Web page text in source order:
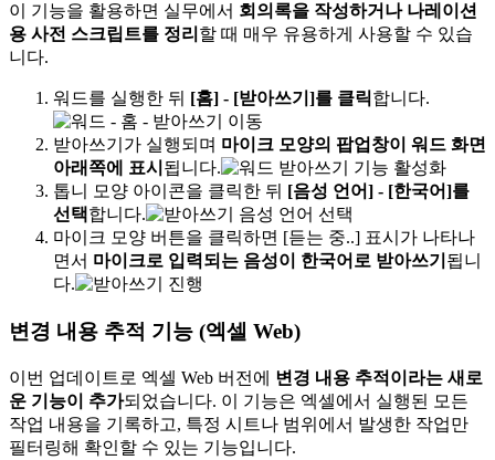
이 기능을 활용하면 실무에서 회의록을 작성하거나 나레이션
용 사전 스크립트를 정리 할 때 매우 유용하게 사용할 수 있습
니다.
워드를 실행한 뒤 [홈] - [받아쓰기]를 클릭합니다.
받아쓰기가 실행되며 마이크 모양의 팝업창이 워드 화면
아래쪽에 표시 됩니다.
톱니 모양 아이콘을 클릭한 뒤 [음성 언어] - [한국어]를
선택합니다.
마이크 모양 버튼을 클릭하면 [듣는 중..] 표시가 나타나
면서 마이크로 입력되는 음성이 한국어로 받아쓰기 됩니
다.
변경 내용 추적 기능 (엑셀 Web)
이번 업데이트로 엑셀 Web 버전에 변경 내용 추적이라는 새로
운 기능이 추가되었습니다. 이 기능은 엑셀에서 실행된 모든
작업 내용을 기록하고, 특정 시트나 범위에서 발생한 작업만
필터링해 확인할 수 있는 기능입니다.